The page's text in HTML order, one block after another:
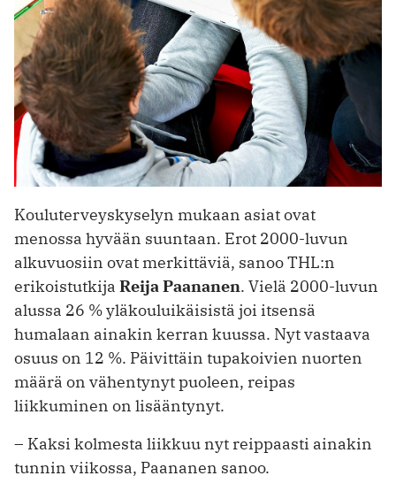
Kouluterveyskyselyn mukaan asiat ovat
menossa hyvään suuntaan. Erot 2000-luvun
alkuvuosiin ovat merkittäviä, sanoo THL:n
erikoistutkija Reija Paananen. Vielä 2000-luvun
alussa 26 % yläkouluikäisistä joi itsensä
humalaan ainakin kerran kuussa. Nyt vastaava
osuus on 12 %. Päivittäin tupakoivien nuorten
määrä on vähentynyt puoleen, reipas
liikkuminen on lisääntynyt.
– Kaksi kolmesta liikkuu nyt reippaasti ainakin
tunnin viikossa, Paananen sanoo.